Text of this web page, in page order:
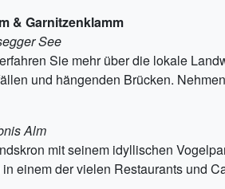
& Garnitzenklamm
See
Sie mehr über die lokale
und hängenden Brücken.
Alm
mit seinem idyllischen
einem der vielen Restaurants und